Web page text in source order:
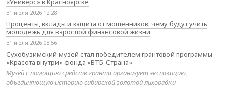
31 июля 2026 12:28
Проценты, вклады и защита от мошенников: чему будут учить
молодёжь для взрослой финансовой жизни
31 июля 2026 08:56
Сухобузимский музей стал победителем грантовой программы
«Красота внутри» фонда «ВТБ-Страна»
Музей с помощью средств гранта организует экспозицию,
объединяющую историю сибирской золотой лихорадки